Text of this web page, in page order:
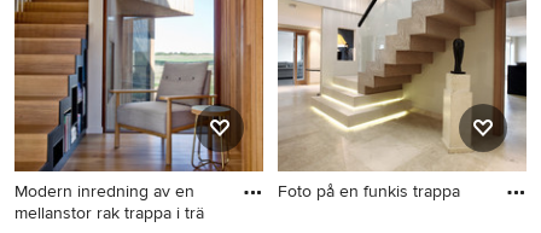
Modern inredning av en
mellanstor rak trappa i trä
Foto på en funkis trappa